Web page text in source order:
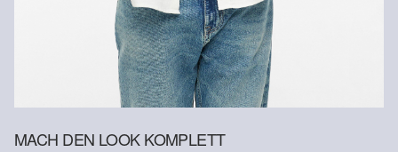
Deine Retoure kannst duHIERonline anmelden.
MACH DEN LOOK KOMPLETT